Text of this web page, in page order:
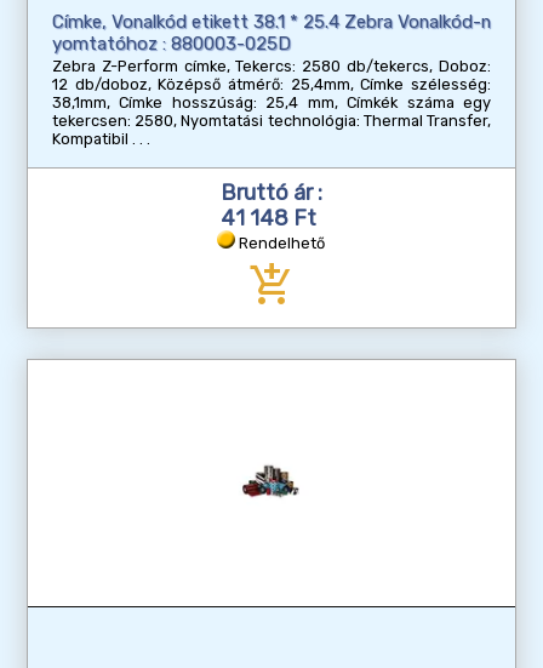
Címke, Vonalkód etikett 38.1 * 25.4 Zebra Vonalkód-n
yomtatóhoz : 880003-025D
Zebra Z-Perform címke, Tekercs: 2580 db/tekercs, Doboz:
12 db/doboz, Középső átmérő: 25,4mm, Címke szélesség:
38,1mm, Címke hosszúság: 25,4 mm, Címkék száma egy
tekercsen: 2580, Nyomtatási technológia: Thermal Transfer,
Kompatibil
Bruttó ár :
41 148 Ft
Rendelhető
add_shopping_cart